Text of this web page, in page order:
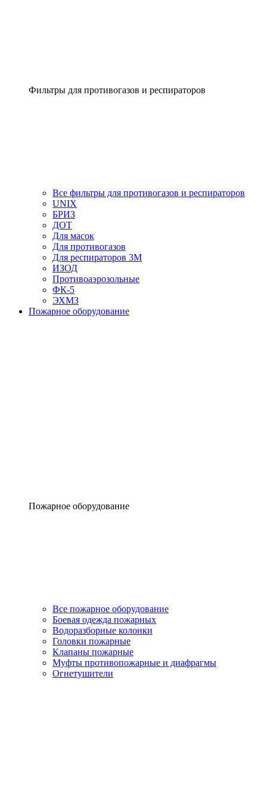
Фильтры для противогазов и респираторов
Все фильтры для противогазов и респираторов
UNIX
БРИЗ
ДОТ
Для масок
Для противогазов
Для респираторов 3М
ИЗОД
Противоаэрозольные
ФК-5
ЭХМЗ
Пожарное оборудование
Пожарное оборудование
Все пожарное оборудование
Боевая одежда пожарных
Водоразборные колонки
Головки пожарные
Клапаны пожарные
Муфты противопожарные и диафрагмы
Огнетушители